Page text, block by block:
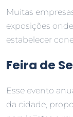
Muitas
exposições
estabelecer
Feira de
Esse evento
da cidade,